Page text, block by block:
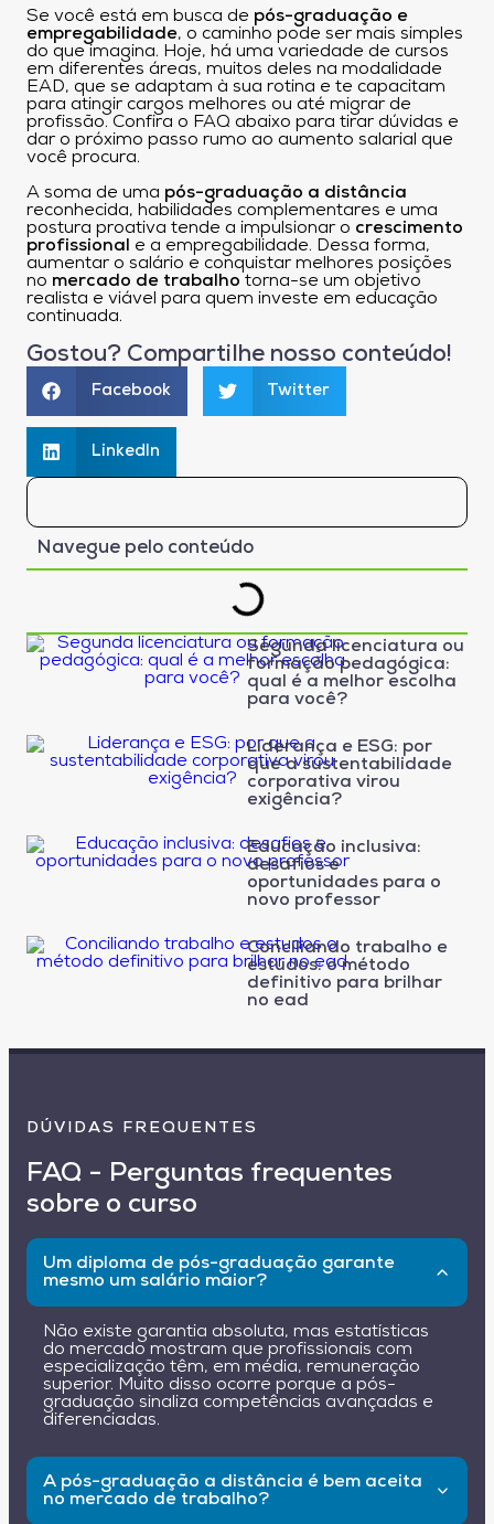
Se você está em busca de pós-graduação e
empregabilidade, o caminho pode ser mais simples
do que imagina. Hoje, há uma variedade de cursos
em diferentes áreas, muitos deles na modalidade
EAD, que se adaptam à sua rotina e te capacitam
para atingir cargos melhores ou até migrar de
profissão. Confira o FAQ abaixo para tirar dúvidas e
dar o próximo passo rumo ao aumento salarial que
você procura.
A soma de uma pós-graduação a distância
reconhecida, habilidades complementares e uma
postura proativa tende a impulsionar o crescimento
profissional e a empregabilidade. Dessa forma,
aumentar o salário e conquistar melhores posições
no mercado de trabalho torna-se um objetivo
realista e viável para quem investe em educação
continuada.
Gostou? Compartilhe nosso conteúdo!
Facebook Twitter
LinkedIn
Navegue pelo conteúdo
Segunda licenciatura ou
formação pedagógica:
qual é a melhor escolha
para você?
Liderança e ESG: por
que a sustentabilidade
corporativa virou
exigência?
Educação inclusiva:
desafios e
oportunidades para o
novo professor
Conciliando trabalho e
estudos: o método
definitivo para brilhar
no ead
DÚVIDAS FREQUENTES
FAQ - Perguntas frequentes
sobre o curso
Um diploma de pós-graduação garante
mesmo um salário maior?
Não existe garantia absoluta, mas estatísticas
do mercado mostram que profissionais com
especialização têm, em média, remuneração
superior. Muito disso ocorre porque a pós-
graduação sinaliza competências avançadas e
diferenciadas.
A pós-graduação a distância é bem aceita
no mercado de trabalho?